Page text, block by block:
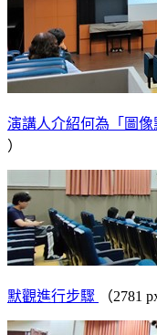
演講人介紹何為「圖像
）
默觀進行步驟 （2781